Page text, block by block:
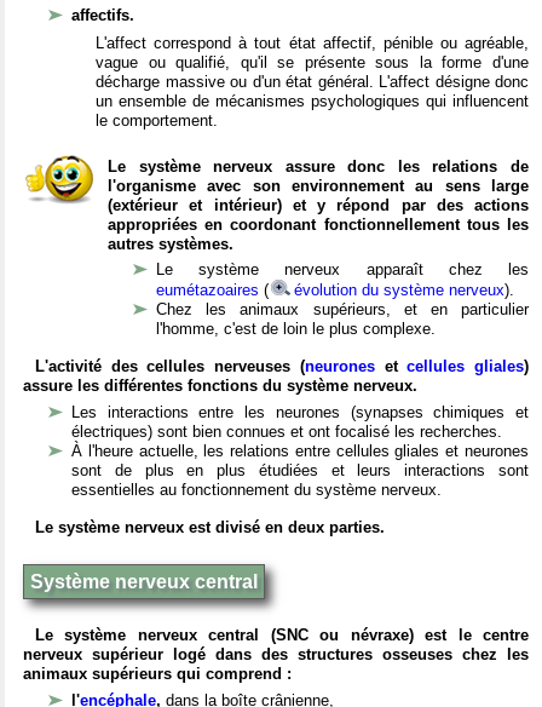
affectifs.
L'affect correspond à tout état affectif, pénible ou agréable,
vague ou qualifié, qu'il se présente sous la forme d'une
décharge massive ou d'un état général. L'affect désigne donc
un ensemble de mécanismes psychologiques qui influencent
le comportement.
Le système nerveux assure donc les relations de
l'organisme avec son environnement au sens large
(extérieur et intérieur) et y répond par des actions
appropriées en coordonant fonctionnellement tous les
autres systèmes.
Le système nerveux apparaît chez les
eumétazoaires ( évolution du système nerveux).
Chez les animaux supérieurs, et en particulier
l'homme, c'est de loin le plus complexe.
L'activité des cellules nerveuses (neuronesetcellules gliales)
assure les différentes fonctions du système nerveux.
Les interactions entre les neurones (synapses chimiques et
électriques) sont bien connues et ont focalisé les recherches.
À l'heure actuelle, les relations entre cellules gliales et neurones
sont de plus en plus étudiées et leurs interactions sont
essentielles au fonctionnement du système nerveux.
Le système nerveux est divisé en deux parties.
Système nerveux central
Le système nerveux central (SNC ou névraxe) est le centre
nerveux supérieur logé dans des structures osseuses chez les
animaux supérieurs qui comprend :
l'encéphale, dans la boîte crânienne,